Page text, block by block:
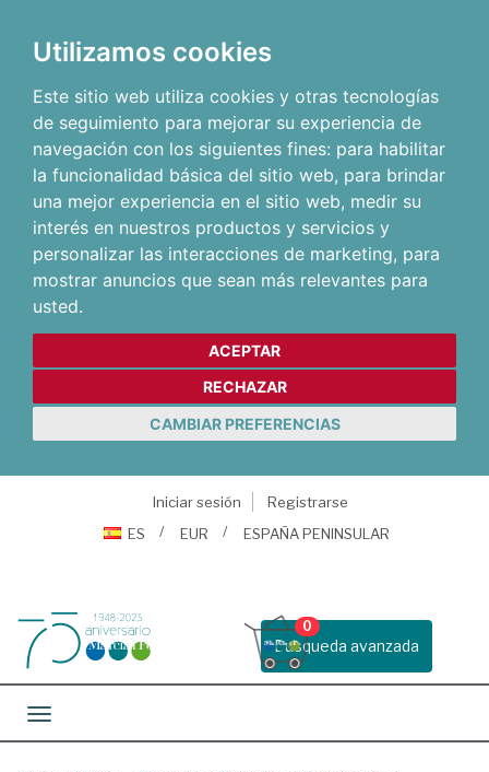
Utilizamos cookies
Este sitio web utiliza cookies y otras tecnologías
de seguimiento para mejorar su experiencia de
navegación con los siguientes fines: para habilitar
la funcionalidad básica del sitio web, para brindar
una mejor experiencia en el sitio web, medir su
interés en nuestros productos y servicios y
personalizar las interacciones de marketing, para
mostrar anuncios que sean más relevantes para
usted.
ACEPTAR
RECHAZAR
CAMBIAR PREFERENCIAS
Iniciar sesión
Registrarse
ES
EUR ESPAÑA PENINSULAR
Busqueda avanzada
0
Toggle navigation